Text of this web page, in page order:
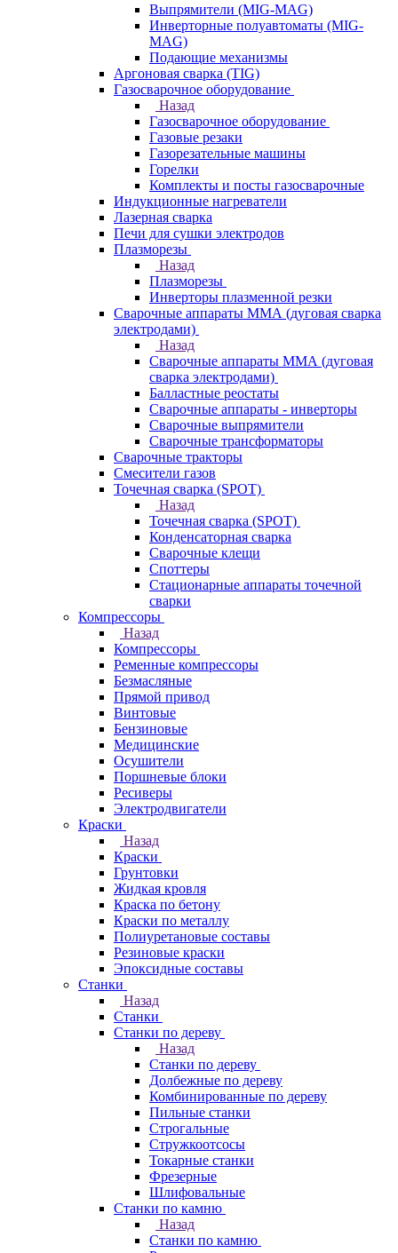
Выпрямители (MIG-MAG)
Инверторные полуавтоматы (MIG-
MAG)
Подающие механизмы
Аргоновая сварка (TIG)
Газосварочное оборудование
Назад
Газосварочное оборудование
Газовые резаки
Газорезательные машины
Горелки
Комплекты и посты газосварочные
Индукционные нагреватели
Лазерная сварка
Печи для сушки электродов
Плазморезы
Назад
Плазморезы
Инверторы плазменной резки
Сварочные аппараты ММА (дуговая сварка
электродами)
Назад
Сварочные аппараты ММА (дуговая
сварка электродами)
Балластные реостаты
Сварочные аппараты - инверторы
Сварочные выпрямители
Сварочные трансформаторы
Сварочные тракторы
Смесители газов
Точечная сварка (SPOT)
Назад
Точечная сварка (SPOT)
Конденсаторная сварка
Сварочные клещи
Споттеры
Стационарные аппараты точечной
сварки
Компрессоры
Назад
Компрессоры
Ременные компрессоры
Безмасляные
Прямой привод
Винтовые
Бензиновые
Медицинские
Осушители
Поршневые блоки
Ресиверы
Электродвигатели
Краски
Назад
Краски
Грунтовки
Жидкая кровля
Краска по бетону
Краски по металлу
Полиуретановые составы
Резиновые краски
Эпоксидные составы
Станки
Назад
Станки
Станки по дереву
Назад
Станки по дереву
Долбежные по дереву
Комбинированные по дереву
Пильные станки
Строгальные
Стружкоотсосы
Токарные станки
Фрезерные
Шлифовальные
Станки по камню
Назад
Станки по камню